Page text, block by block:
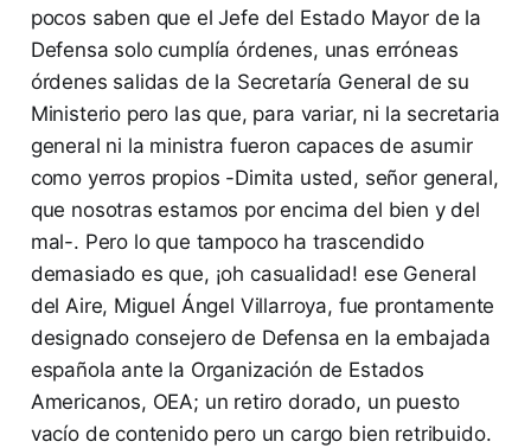
pocos saben que el Jefe del Estado Mayor de la
Defensa solo cumplía órdenes, unas erróneas
órdenes salidas de la Secretaría General de su
Ministerio pero las que, para variar, ni la secretaria
general ni la ministra fueron capaces de asumir
como yerros propios -Dimita usted, señor general,
que nosotras estamos por encima del bien y del
mal-. Pero lo que tampoco ha trascendido
demasiado es que, ¡oh casualidad! ese General
del Aire, Miguel Ángel Villarroya, fue prontamente
designado consejero de Defensa en la embajada
española ante la Organización de Estados
Americanos, OEA; un retiro dorado, un puesto
vacío de contenido pero un cargo bien retribuido.